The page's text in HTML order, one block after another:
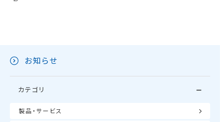
お知らせ
カテゴリ
製品・サービス